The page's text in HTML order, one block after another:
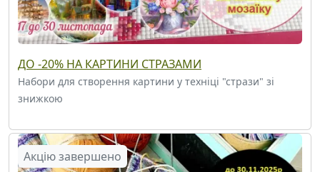
ДО -20% НА КАРТИНИ СТРАЗАМИ
Набори для створення картини у техніці "стрази" зі
знижкою
Акцію завершено